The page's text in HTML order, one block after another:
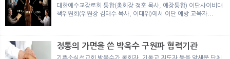
대한예수교장로회 통합(총회장 정훈 목사, 예장통합) 이단사이비대
책위원회(위원장 김태수 목사, 이대위)에서 이단 예방 교육자...
정통의 가면을 쓴 박옥수 구원파 협력기관
기쁜소식선교회 박옥수가 목회자, 기독교 지도자 등을 앞세운 단체